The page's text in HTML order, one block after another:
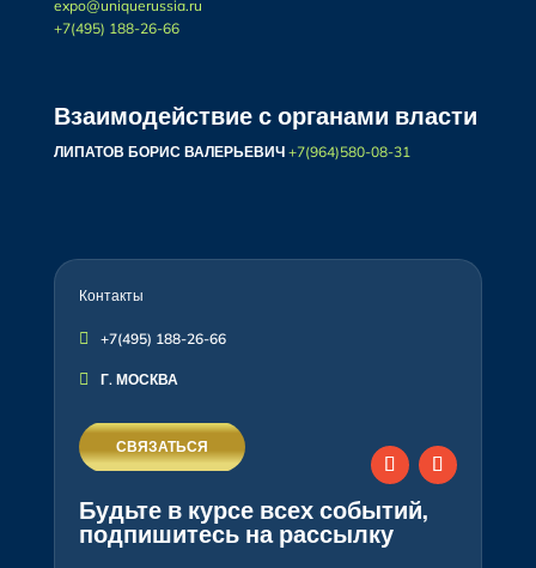
expo@uniquerussia.ru
+7(495) 188-26-66
Взаимодействие с органами власти
ЛИПАТОВ БОРИС ВАЛЕРЬЕВИЧ +7(964)580-08-31
Контакты
 +7(495) 188-26-66
 Г. МОСКВА
СВЯЗАТЬСЯ
Будьте в курсе всех событий,
подпишитесь на рассылку